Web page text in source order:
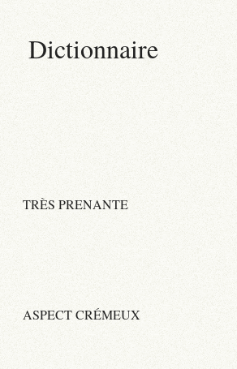
Dictionnaire
TRÈS PRENANTE
ASPECT CRÉMEUX